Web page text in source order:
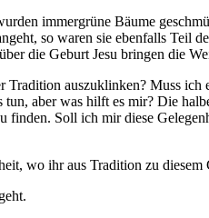
immergrüne Bäume
so waren sie ebenfalls
die Geburt Jesu bringen die
auszuklinken? Muss
aber was hilft es mir? Die
Soll ich mir diese
wo ihr aus Tradition zu